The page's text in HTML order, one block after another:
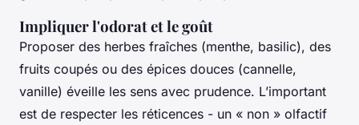
Impliquer l'odorat et le goût
Proposer des herbes fraîches (menthe, basilic), des
fruits coupés ou des épices douces (cannelle,
vanille) éveille les sens avec prudence. L’important
est de respecter les réticences - un « non » olfactif